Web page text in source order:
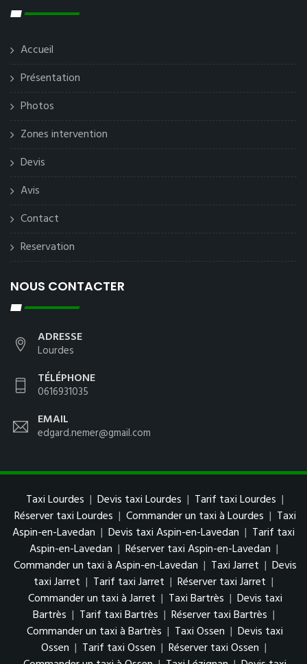
Accueil
Présentation
Photos
Zones intervention
Devis
Avis
Contact
Reservation
NOUS CONTACTER
ADRESSE
Lourdes
TÉLÉPHONE
0616931035
EMAIL
edgard.nemer@gmail.com
Taxi Lourdes | Devis taxi Lourdes | Tarif taxi Lourdes |
Réserver taxi Lourdes | Commander un taxi à Lourdes | Taxi
Aspin-en-Lavedan | Devis taxi Aspin-en-Lavedan | Tarif taxi
Aspin-en-Lavedan | Réserver taxi Aspin-en-Lavedan |
Commander un taxi à Aspin-en-Lavedan | Taxi Jarret | Devis
taxi Jarret | Tarif taxi Jarret | Réserver taxi Jarret |
Commander un taxi à Jarret | Taxi Bartrès | Devis taxi
Bartrès | Tarif taxi Bartrès | Réserver taxi Bartrès |
Commander un taxi à Bartrès | Taxi Ossen | Devis taxi
Ossen | Tarif taxi Ossen | Réserver taxi Ossen |